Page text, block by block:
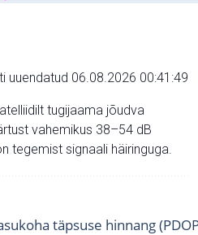
uuendatud 06.08.2026 00:41:49
tugijaama jõudva
vahemikus 38–54 dB
tegemist signaali häiringuga.
täpsuse hinnang